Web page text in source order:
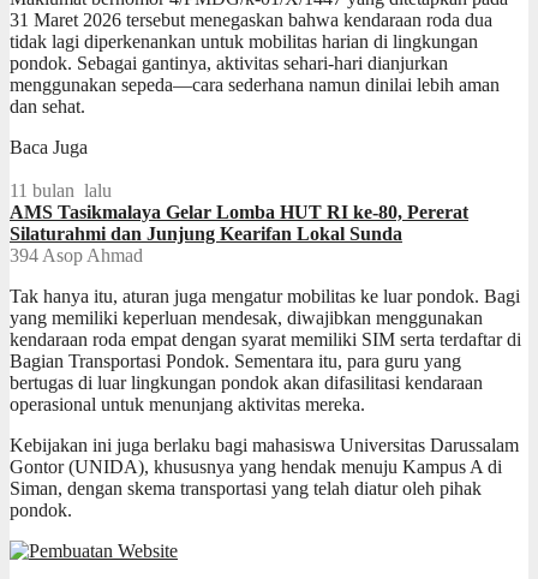
31 Maret 2026 tersebut menegaskan bahwa kendaraan roda dua
tidak lagi diperkenankan untuk mobilitas harian di lingkungan
pondok. Sebagai gantinya, aktivitas sehari-hari dianjurkan
menggunakan sepeda—cara sederhana namun dinilai lebih aman
dan sehat.
Baca Juga
11 bulan lalu
AMS Tasikmalaya Gelar Lomba HUT RI ke-80, Pererat
Silaturahmi dan Junjung Kearifan Lokal Sunda
394 Asop Ahmad
Tak hanya itu, aturan juga mengatur mobilitas ke luar pondok. Bagi
yang memiliki keperluan mendesak, diwajibkan menggunakan
kendaraan roda empat dengan syarat memiliki SIM serta terdaftar di
Bagian Transportasi Pondok. Sementara itu, para guru yang
bertugas di luar lingkungan pondok akan difasilitasi kendaraan
operasional untuk menunjang aktivitas mereka.
Kebijakan ini juga berlaku bagi mahasiswa Universitas Darussalam
Gontor (UNIDA), khususnya yang hendak menuju Kampus A di
Siman, dengan skema transportasi yang telah diatur oleh pihak
pondok.